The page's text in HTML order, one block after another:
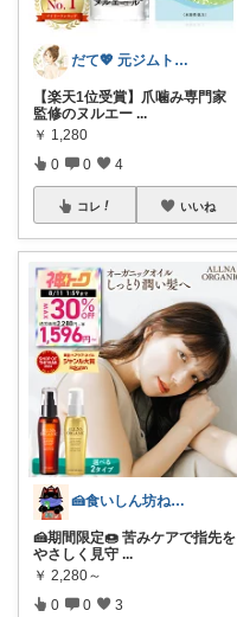
だて💖 元ジムトレーナーママ子育て美容
【楽天1位受賞】爪噛み専門家
監修のヌルエー ...
￥ 1,280
0 0 4
コレ いいね
🍰食いしん坊ねっこ🍩毎日タロット占い
🍰期間限定🍩 苦みケアで指先を
やさしく見守 ...
￥ 2,280～
0 0 3